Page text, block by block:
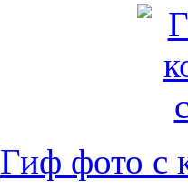
Гиф фото с